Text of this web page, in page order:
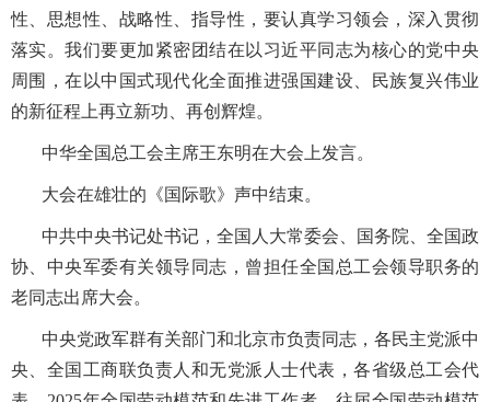
性、思想性、战略性、指导性，要认真学习领会，深入贯彻
落实。我们要更加紧密团结在以习近平同志为核心的党中央
周围，在以中国式现代化全面推进强国建设、民族复兴伟业
的新征程上再立新功、再创辉煌。
中华全国总工会主席王东明在大会上发言。
大会在雄壮的《国际歌》声中结束。
中共中央书记处书记，全国人大常委会、国务院、全国政
协、中央军委有关领导同志，曾担任全国总工会领导职务的
老同志出席大会。
中央党政军群有关部门和北京市负责同志，各民主党派中
央、全国工商联负责人和无党派人士代表，各省级总工会代